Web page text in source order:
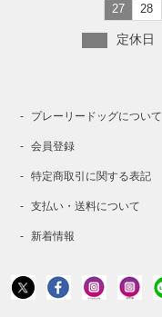
27
28
定休日
プレーリードッグについて
会員登録
特定商取引に関する表記
支払い・送料について
新着情報